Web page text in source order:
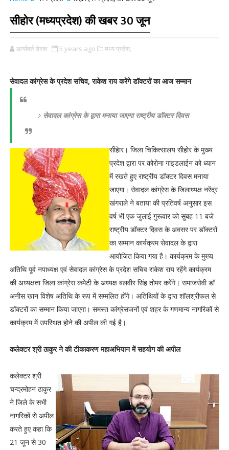
सीहोर (मध्यप्रदेश) की खबर 30 जून
आर्यावर्त डेस्क 5 years ago मध्य प्रदेश,
सेवादल कांग्रेस के प्रदेश सचिव, राकेश राय करेंगे डॉक्टरों का आज सम्मान
सेवादल कांग्रेस के द्वारा मनाया जाएगा राष्ट्रीय डॉक्टर दिवस
सीहेार। जिला चिकित्सालय सीहोर के मुख्य
प्रदेश द्वारा पर कोरोना गाइडलाईन को ध्यान
में रखते हुए राष्ट्रीय डॉक्टर दिवस मनाया
जाएगा। सेवादल कांग्रेस के जिलाध्यक्ष नरेंद्र
खंगराले ने बताया की प्रतिवर्ष अनुसार इस
वर्ष भी एक जुलाई गुरूवार को सुबह 11 बजे
राष्ट्रीय डॉक्टर दिवस के अवसर पर डॉक्टरों
का सम्मान कार्यक्रम सेवादल के द्वारा
आयोजित किया गया है। कार्यक्रम के मुख्य
अतिथि पूर्व नपाध्यक्ष एवं सेवादल कांग्रेस के प्रदेश सचिव राकेश राय रहेंगे कार्यक्रम
की अध्यक्षता जिला कांग्रेस कमेटी के अध्यक्ष बलवीर सिंह तोमर करेंगे। समाजसेवी डॉ
अनीस खान विशेष अतिथि के रूप में सम्मलित होंगे। अतिथियों के द्वारा शॉलश्रीफल से
डॉक्टरों का सम्मान किया जाएगा। समस्त कांग्रेसजनों एवं शहर के गणमान्य नागरिकों से
कार्यक्रम में उपस्थित होने की अपील की गई है।
कलेक्टर श्री ठाकुर ने की टीकाकरण महाअभियान में सहयोग की अपील
कलेक्टर श्री
चन्द्रमोहन ठाकुर
ने जिले के सभी
नागरिकों से अपील
करते हुए कहा कि
21 जून से 30